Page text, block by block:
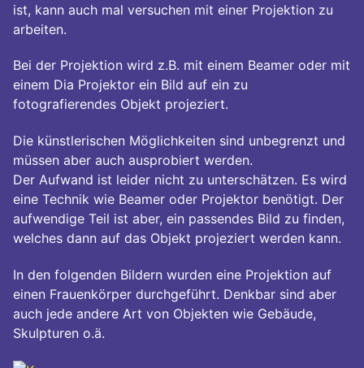
ist, kann auch mal versuchen mit einer Projektion zu
arbeiten.
Bei der Projektion wird z.B. mit einem Beamer oder mit
einem Dia Projektor ein Bild auf ein zu
fotografierendes Objekt projeziert.
Die künstlerischen Möglichkeiten sind unbegrenzt und
müssen aber auch ausprobiert werden.
Der Aufwand ist leider nicht zu unterschätzen. Es wird
eine Technik wie Beamer oder Projektor benötigt. Der
aufwendige Teil ist aber, ein passendes Bild zu finden,
welches dann auf das Objekt projeziert werden kann.
In den folgenden Bildern wurden eine Projektion auf
einen Frauenkörper durchgeführt. Denkbar sind aber
auch jede andere Art von Objekten wie Gebäude,
Skulpturen o.ä.